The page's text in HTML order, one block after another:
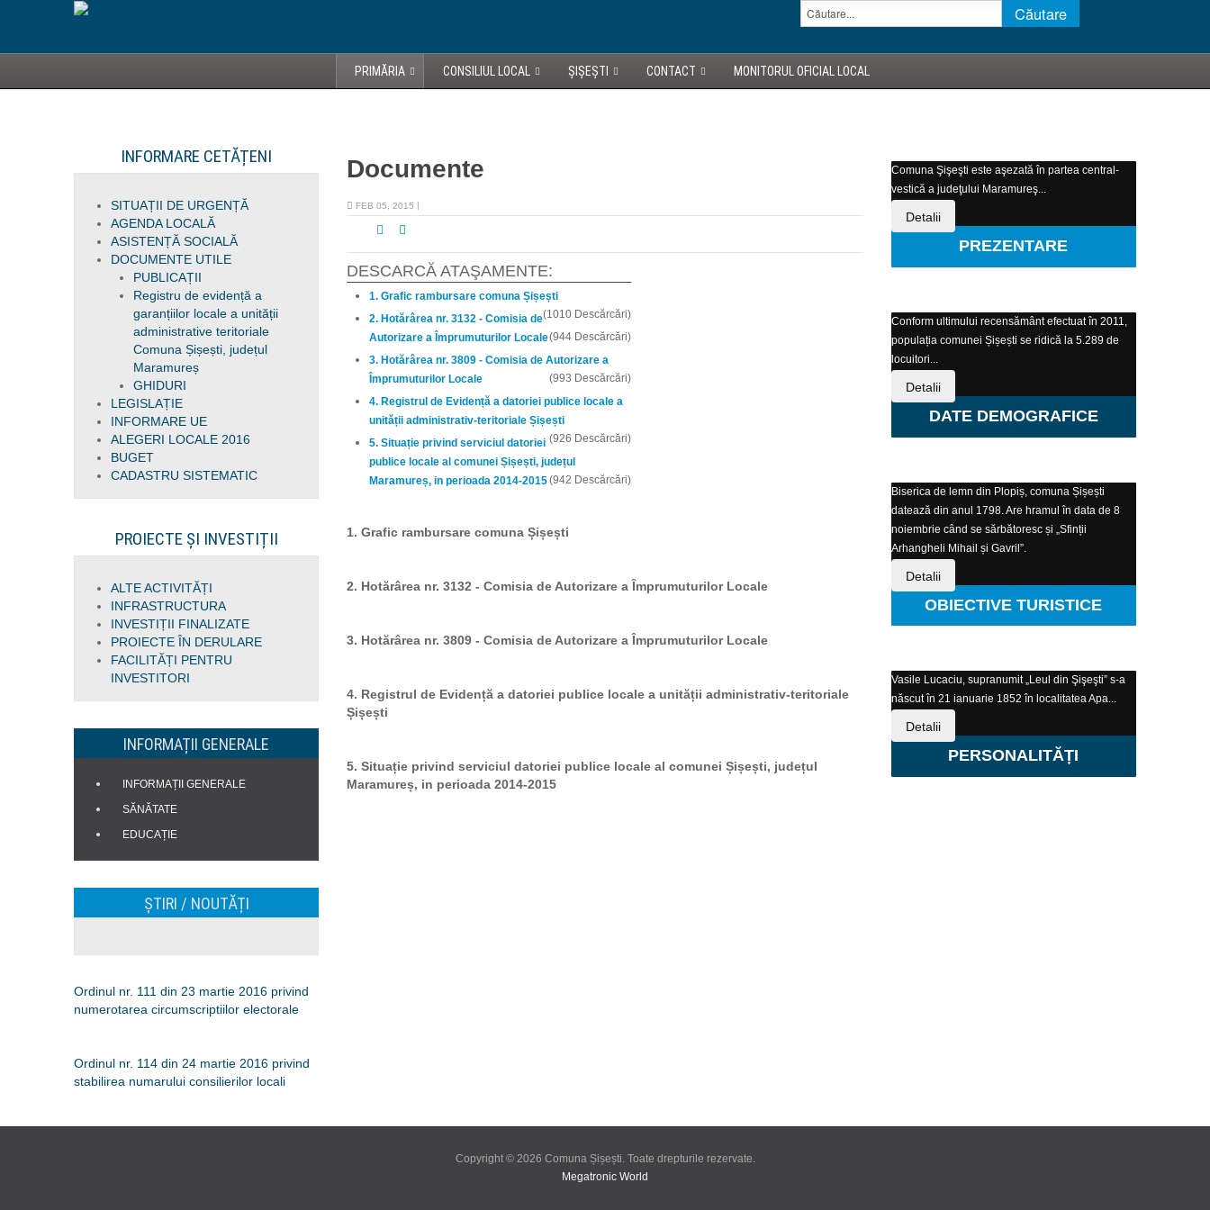
PRIMĂRIA CONSILIUL LOCAL ȘIȘEȘTI CONTACT MONITORUL OFICIAL LOCAL
INFORMARE CETĂȚENI
SITUAȚII DE URGENȚĂ
AGENDA LOCALĂ
ASISTENȚĂ SOCIALĂ
DOCUMENTE UTILE
PUBLICAȚII
Registru de evidență a
garanțiilor locale a unității
administrative teritoriale
Comuna Șișești, județul
Maramureș
GHIDURI
LEGISLAȚIE
INFORMARE UE
ALEGERI LOCALE 2016
BUGET
CADASTRU SISTEMATIC
PROIECTE ȘI INVESTIȚII
ALTE ACTIVITĂȚI
INFRASTRUCTURA
INVESTIȚII FINALIZATE
PROIECTE ÎN DERULARE
FACILITĂȚI PENTRU
INVESTITORI
INFORMAȚII GENERALE
INFORMAȚII GENERALE
SĂNĂTATE
EDUCAȚIE
ȘTIRI / NOUTĂȚI
Ordinul nr. 111 din 23 martie 2016 privind
numerotarea circumscriptiilor electorale
Ordinul nr. 114 din 24 martie 2016 privind
stabilirea numarului consilierilor locali
Documente
FEB 05, 2015
DESCARCĂ ATAŞAMENTE:
1. Grafic rambursare comuna Șișești
(1010 Descărcări)
2. Hotărârea nr. 3132 - Comisia de
Autorizare a Împrumuturilor Locale(944 Descărcări)
3. Hotărârea nr. 3809 - Comisia de Autorizare a
Împrumuturilor Locale
(993 Descărcări)
4. Registrul de Evidență a datoriei publice locale a
unității administrativ-teritoriale Șișești
(926 Descărcări)
5. Situație privind serviciul datoriei
publice locale al comunei Șișești, județul
Maramureș, in perioada 2014-2015(942 Descărcări)
1. Grafic rambursare comuna Șișești
2. Hotărârea nr. 3132 - Comisia de Autorizare a Împrumuturilor Locale
3. Hotărârea nr. 3809 - Comisia de Autorizare a Împrumuturilor Locale
4. Registrul de Evidență a datoriei publice locale a unității administrativ-teritoriale
Șișești
5. Situație privind serviciul datoriei publice locale al comunei Șișești, județul
Maramureș, in perioada 2014-2015
Comuna Şişeşti este aşezată în partea central-
vestică a judeţului Maramureş...
Detalii
PREZENTARE
Conform ultimului recensământ efectuat în 2011,
populația comunei Șișești se ridică la 5.289 de
locuitori...
Detalii
DATE DEMOGRAFICE
Biserica de lemn din Plopiș, comuna Șișești
datează din anul 1798. Are hramul în data de 8
noiembrie când se sărbătoresc și „Sfinții
Arhangheli Mihail și Gavril”.
Detalii
OBIECTIVE TURISTICE
Vasile Lucaciu, supranumit „Leul din Şişeşti” s-a
născut în 21 ianuarie 1852 în localitatea Apa...
Detalii
PERSONALITĂȚI
Copyright © 2026 Comuna Șișești. Toate drepturile rezervate.
Megatronic World